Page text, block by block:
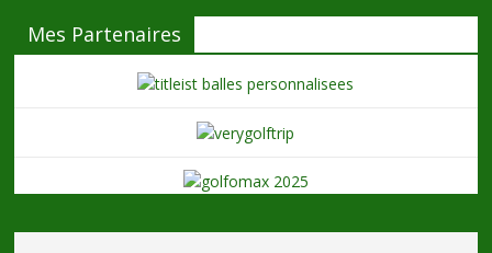
Mes Partenaires